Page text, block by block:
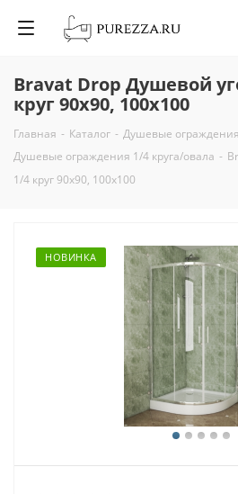
Bravat Drop Душевой
круг 90х90, 100х100
Главная - Каталог - Душевые ограждения
Душевые ограждения 1/4 круга/овала -
1/4 круг 90х90, 100х100
НОВИНКА